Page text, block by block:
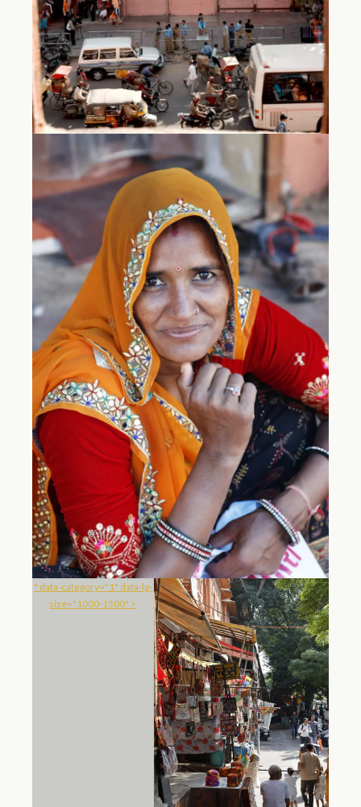
" data-category="1" data-lg-
size="1000-1500" >